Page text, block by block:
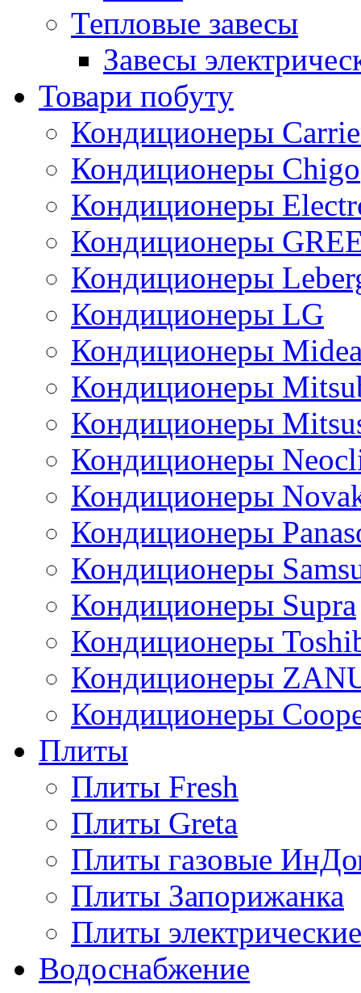
Тепловые завесы
Завесы
Товари побуту
Кондиционеры
Кондиционеры Chigo
Кондиционеры
Кондиционеры
Кондиционеры
Кондиционеры LG
Кондиционеры
Кондиционеры
Кондиционеры
Кондиционеры
Кондиционеры
Кондиционеры
Кондиционеры
Кондиционеры Supra
Кондиционеры
Кондиционеры
Кондиционеры
Плиты
Плиты Fresh
Плиты Greta
Плиты газовые
Плиты Запорижанка
Плиты
Водоснабжение